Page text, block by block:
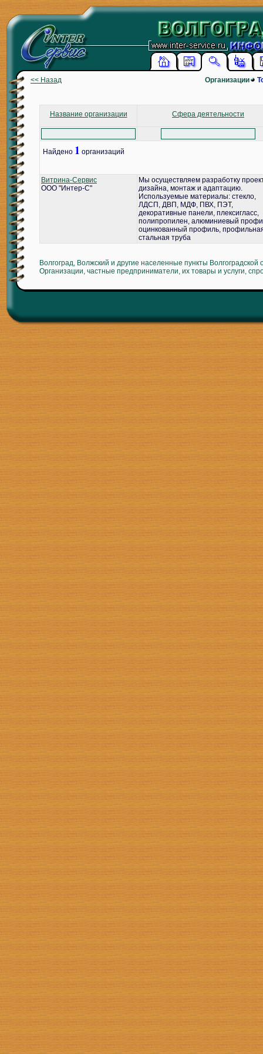
<< Назад Организации
Название организации Сфера деятельности
Найдено 1 организаций
Витрина-Сервис
ООО "Интер-С"
Мы осуществляем разработку
дизайна, монтаж и адаптацию.
Используемые материалы: стекло,
ЛДСП, ДВП, МДФ, ПВХ, ПЭТ,
декоративные панели, плексигласс,
полипропилен, алюминиевый
оцинкованный профиль,
стальная труба
Волгоград, Волжский и другие населенные пункты Волгоградской
Организации, частные предприниматели, их товары и услуги,